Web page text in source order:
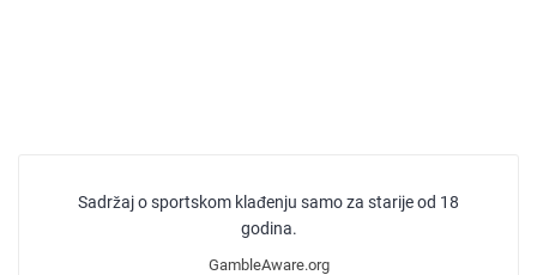
Sadržaj o sportskom klađenju samo za starije od 18
godina.
GambleAware.org